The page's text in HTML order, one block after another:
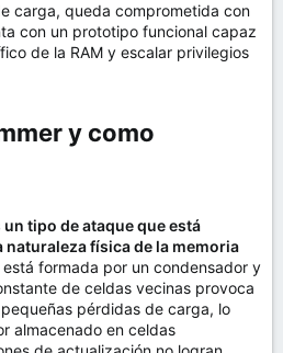
carga, queda comprometida con
con un prototipo funcional capaz
de la RAM y escalar privilegios
y como
un tipo de ataque que está
física de la memoria
formada por un condensador y
de celdas vecinas provoca
pérdidas de carga, lo
almacenado en celdas